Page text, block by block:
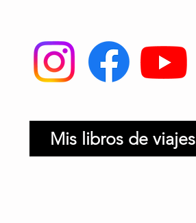
Mis libros de viajes